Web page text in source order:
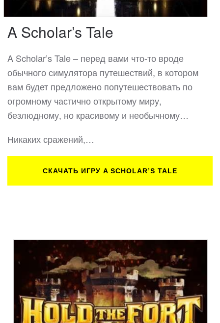
A Scholar’s Tale
A Scholar’s Tale – перед вами что-то вроде
обычного симулятора путешествий, в котором
вам будет предложено попутешествовать по
огромному частично открытому миру,
безлюдному, но красивому и необычному…
Никаких сражений,…
СКАЧАТЬ ИГРУ A SCHOLAR’S TALE